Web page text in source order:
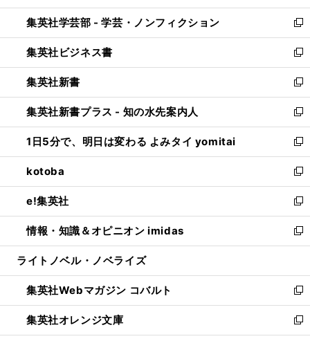
開
く
ウ
で
開
く
ン
ド
ウ
で
開
く
ウ
ィ
ン
ド
ウ
で
開
く
集英社学芸部 - 学芸・ノンフィクション
新
し
い
ウ
ィ
ン
ド
ウ
で
開
く
集英社ビジネス書
新
し
い
ウ
ィ
ン
ド
ウ
で
開
く
集英社新書
新
し
い
ウ
ィ
ン
ド
ウ
で
開
く
集英社新書プラス - 知の水先案内人
新
し
い
ウ
ィ
ン
ド
ウ
で
開
1日5分で、明日は変わる よみタイ yomitai
新
し
い
ウ
ィ
ン
ド
ウ
開
く
kotoba
新
し
い
ウ
ィ
ン
ウ
で
開
く
e!集英社
新
し
い
ウ
ン
ド
ウ
で
開
情報・知識＆オピニオン imidas
新
し
ウ
ィ
ン
ド
ウ
ライトノベル・ノベライズ
集英社Webマガジン コバルト
新
し
い
ウ
集英社オレンジ文庫
新
し